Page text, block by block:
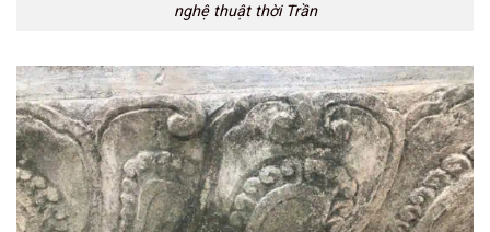
nghệ thuật thời Trần